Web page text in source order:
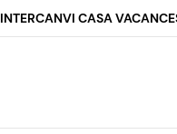
INTERCANVI CASA